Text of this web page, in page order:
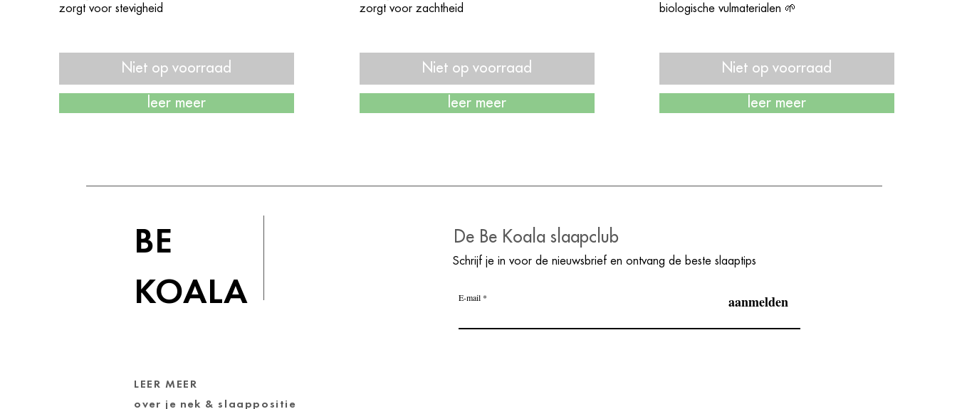
zorgt voor stevigheid
Niet op voorraad
leer meer
zorgt voor zachtheid
Niet op voorraad
leer meer
biologische vulmaterialen 🌱
Niet op voorraad
leer meer
BE
KOALA
LEER MEER
over je nek & slaappositie
De Be Koala slaapclub
Schrijf je in voor de nieuwsbrief en ontvang de beste slaaptips
E-mail aanmelden